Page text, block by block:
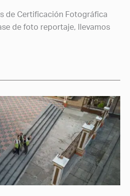
de Certificación Fotográfica
de foto reportaje, llevamos